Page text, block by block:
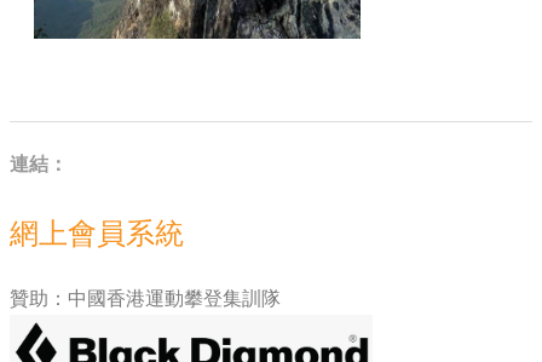
連結：
網上會員系統
贊助：中國香港運動攀登集訓隊